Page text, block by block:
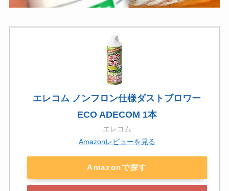
エレコム ノンフロン仕様ダストブロワー
ECO ADECOM 1本
エレコム
Amazonレビューを見る
Amazonで探す